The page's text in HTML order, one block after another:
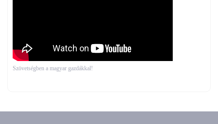
Szövetségben a magyar gazdákkal!